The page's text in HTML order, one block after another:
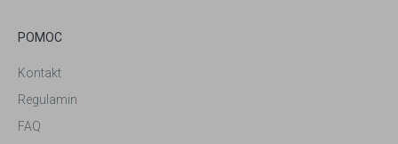
POMOC
Kontakt
Regulamin
FAQ